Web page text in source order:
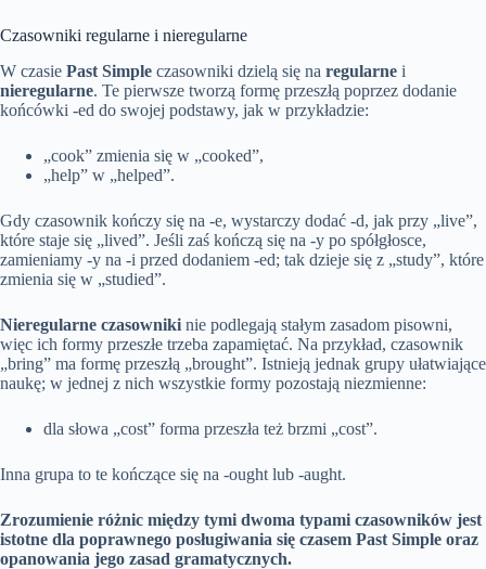
Czasowniki regularne i nieregularne
W czasie Past Simple czasowniki dzielą się na regularne i
nieregularne. Te pierwsze tworzą formę przeszłą poprzez dodanie
końcówki -ed do swojej podstawy, jak w przykładzie:
„cook” zmienia się w „cooked”,
„help” w „helped”.
Gdy czasownik kończy się na -e, wystarczy dodać -d, jak przy „live”,
które staje się „lived”. Jeśli zaś kończą się na -y po spółgłosce,
zamieniamy -y na -i przed dodaniem -ed; tak dzieje się z „study”, które
zmienia się w „studied”.
Nieregularne czasowniki nie podlegają stałym zasadom pisowni,
więc ich formy przeszłe trzeba zapamiętać. Na przykład, czasownik
„bring” ma formę przeszłą „brought”. Istnieją jednak grupy ułatwiające
naukę; w jednej z nich wszystkie formy pozostają niezmienne:
dla słowa „cost” forma przeszła też brzmi „cost”.
Inna grupa to te kończące się na -ought lub -aught.
Zrozumienie różnic między tymi dwoma typami czasowników jest
istotne dla poprawnego posługiwania się czasem Past Simple oraz
opanowania jego zasad gramatycznych.